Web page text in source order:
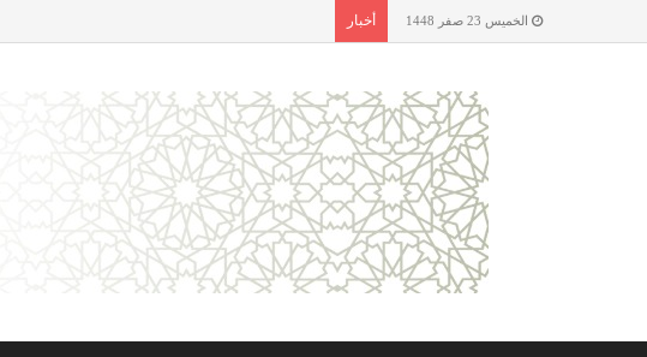
الخميس 23 صفر 1448 أخبار